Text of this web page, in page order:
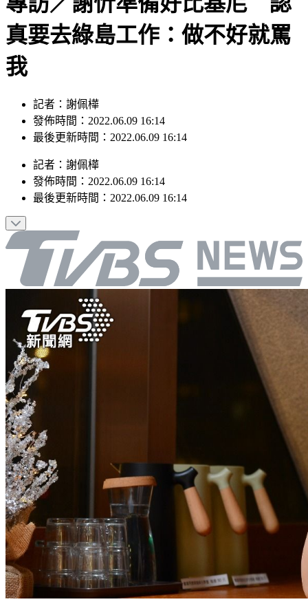
真要去綠島工作：做不好就罵
我
發佈時間：2022.06.09 16:14
最後更新時間：2022.06.09 16:14
發佈時間：2022.06.09 16:14
最後更新時間：2022.06.09 16:14